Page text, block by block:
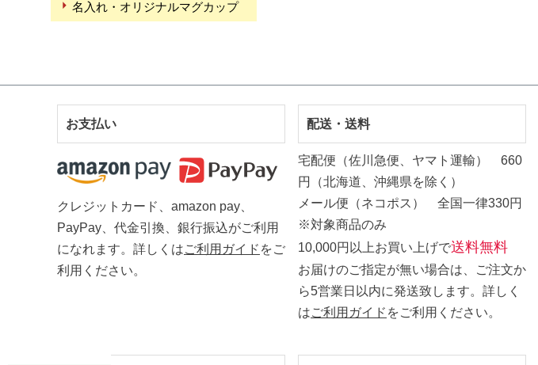
名入れ・オリジナルマグカップ
お支払い
クレジットカード、amazon pay、
PayPay、代金引換、銀行振込がご利用
になれます。詳しくはご利用ガイド をご
利用ください。
配送・送料
宅配便（佐川急便、ヤマト運輸） 660
円（北海道、沖縄県を除く）
メール便（ネコポス） 全国一律330円
※対象商品のみ
10,000円以上お買い上げで送料無料
お届けのご指定が無い場合は、ご注文か
ら5営業日以内に発送致します。詳しく
はご利用ガイド をご利用ください。